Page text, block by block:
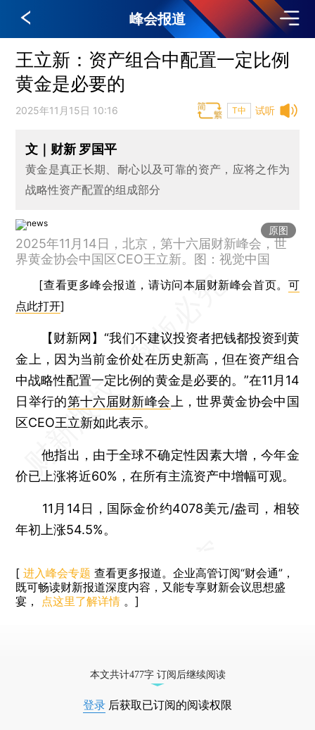
峰会报道
王立新：资产组合中配置一定比例
黄金是必要的
试听
2025年11月15日 10:16 T中
文｜财新 罗国平
黄金是真正长期、耐心以及可靠的资产，应将之作为
战略性资产配置的组成部分
原图
2025年11月14日，北京，第十六届财新峰会，世
界黄金协会中国区CEO王立新。图：视觉中国
[查看更多峰会报道，请访问本届财新峰会首页。 可
点此打开]
【财新网】“我们不建议投资者把钱都投资到黄
金上，因为当前金价处在历史新高，但在资产组合
中战略性配置一定比例的黄金是必要的。”在11月14
日举行的第十六届财新峰会 上，世界黄金协会中国
区CEO王立新如此表示。
他指出，由于全球不确定性因素大增，今年金
价已上涨将近60%，在所有主流资产中增幅可观。
11月14日，国际金价约4078美元/盎司，相较
年初上涨54.5%。
[ 进入峰会专题 查看更多报道。企业高管订阅“财会通”，
既可畅读财新报道深度内容，又能专享财新会议思想盛
宴， 点这里了解详情 。]
本文共计477字 订阅后继续阅读
登录 后获取已订阅的阅读权限